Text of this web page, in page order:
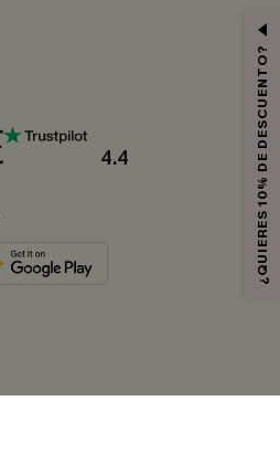
4.4 ¿QUIERES 10% DE DESCUENTO?